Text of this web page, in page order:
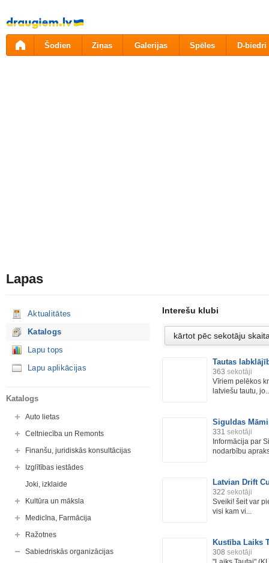
Pāriet
uz
saturu
Šodien Ziņas Galerijas Spēles D-biedri
Lapas
Aktualitātes
Katalogs
Lapu tops
Lapu aplikācijas
Katalogs
Auto lietas
Celtniecība un Remonts
Finanšu, juridiskās konsultācijas
Izglītības iestādes
Joki, izklaide
Kultūra un māksla
Medicīna, Farmācija
Ražotnes
Sabiedriskās organizācijas
Interešu klubi
Tautas
363 sekotāji
Vīriem pelēkos
latviešu tautu,
Siguldas
331 sekotāji
Informācija par
nodarbību
Latvian Drift
322 sekotāji
Sveiki! šeit var
visi kam vi...
Kustība Laiks
308 sekotāji